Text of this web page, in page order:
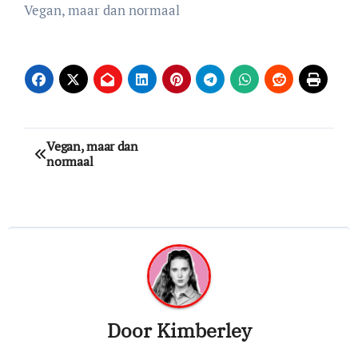
Vegan, maar dan normaal
Bericht
navigatie
Vegan, maar dan
normaal
DoorKimberley